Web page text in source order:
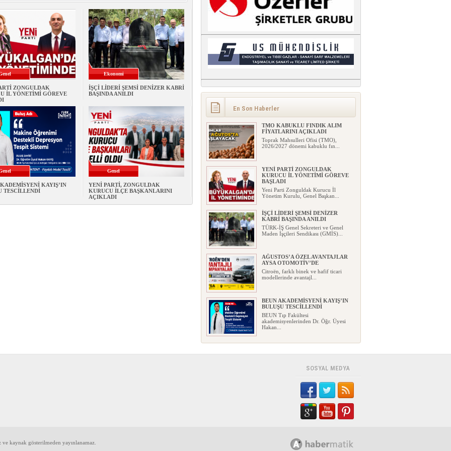
ZONGULDAK
İL YÖNETİMİ GÖREVE
Ekonomi
İŞÇİ LİDERİ ŞEMSİ DENİZER KABRİ
BAŞINDA ANILDI
KAYIŞ’IN
TESCİLLENDİ
Genel
YENİ PARTİ, ZONGULDAK
KURUCU İLÇE BAŞKANLARINI
AÇIKLADI
En Son Haberler
TMO KABUKLU FINDIK ALIM
FİYATLARINI AÇIKLADI
Toprak Mahsulleri Ofisi (TMO),
2026/2027 dönemi kabuklu fın...
YENİ PARTİ ZONGULDAK
KURUCU İL YÖNETİMİ GÖREVE
BAŞLADI
Yeni Parti Zonguldak Kurucu İl
Yönetim Kurulu, Genel Başkan...
İŞÇİ LİDERİ ŞEMSİ DENİZER
KABRİ BAŞINDA ANILDI
TÜRK-İŞ Genel Sekreteri ve Genel
Maden İşçileri Sendikası (GMİS)...
AĞUSTOS’A ÖZEL AVANTAJLAR
AYSA OTOMOTİV’DE
Citroën, farklı binek ve hafif ticari
modellerinde avantajl...
BEUN AKADEMİSYENİ KAYIŞ’IN
BULUŞU TESCİLLENDİ
BEUN Tıp Fakültesi
akademisyenlerinden Dr. Öğr. Üyesi
Hakan...
YENİ PARTİ, ZONGULDAK
Yeni Parti, Zonguldak'taki
teşkilatlanma çalışmalarında öne...
GEÇİM DERDİ İLE GELECEK
HAYALİ AYNI EVDE YAŞAYABİLİR
Bir ev düşünün…Mutfakta ay sonuna
kadar yetmesi gereken bir bütç...
SOSYAL MEDYA
kaynak gösterilmeden yayınlanamaz.